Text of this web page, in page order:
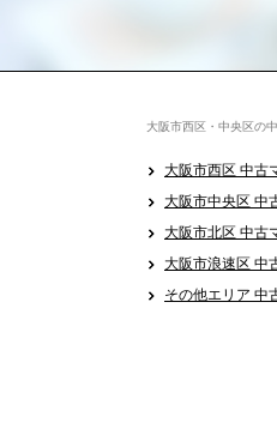
大阪市西区・中央区の
大阪市西区 中古
大阪市中央区 中
大阪市北区 中古
大阪市浪速区 中
その他エリア 中